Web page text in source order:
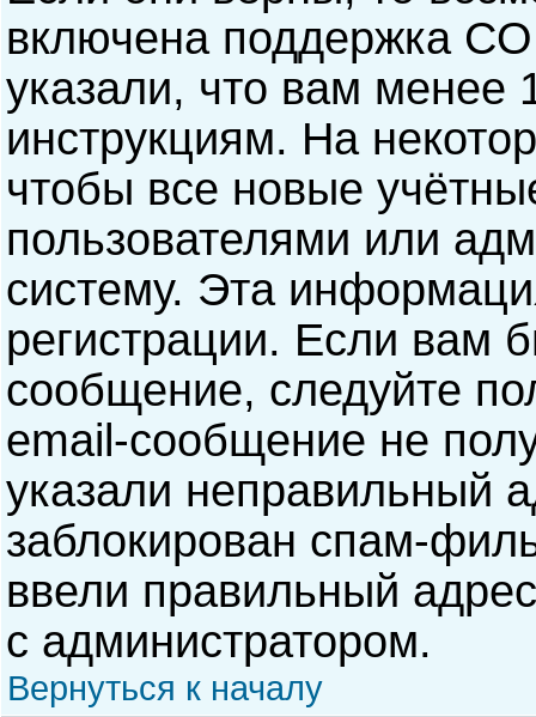
включена поддержка
указали, что вам менее
инструкциям. На
чтобы все новые
пользователями или
систему. Эта
регистрации. Если вам
сообщение, следуйте
email-сообщение не
указали неправильный
заблокирован спам-
ввели правильный
с администратором.
Вернуться к началу